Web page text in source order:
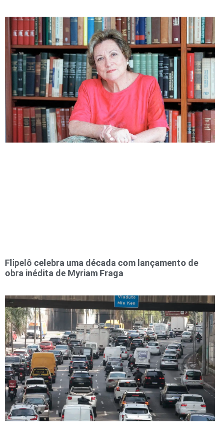
Flipelô celebra uma década com lançamento de
obra inédita de Myriam Fraga